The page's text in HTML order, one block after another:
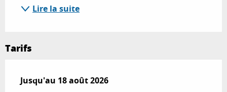
Lire la suite
Tarifs
Du12 juillet 2026au18 août 2026
Jusqu'au 18 août 2026